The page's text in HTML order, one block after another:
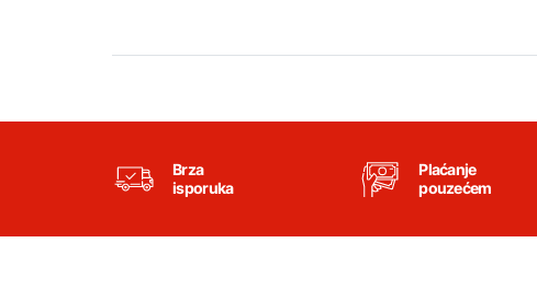
Brza
isporuka
Plaćanje
pouzećem